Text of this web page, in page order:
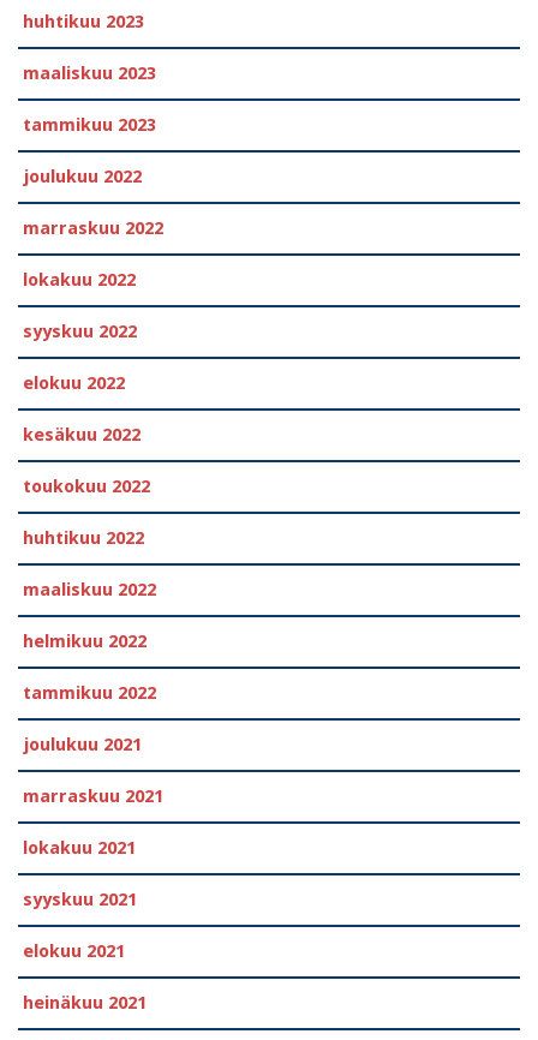
huhtikuu 2023
maaliskuu 2023
tammikuu 2023
joulukuu 2022
marraskuu 2022
lokakuu 2022
syyskuu 2022
elokuu 2022
kesäkuu 2022
toukokuu 2022
huhtikuu 2022
maaliskuu 2022
helmikuu 2022
tammikuu 2022
joulukuu 2021
marraskuu 2021
lokakuu 2021
syyskuu 2021
elokuu 2021
heinäkuu 2021